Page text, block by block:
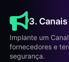
3.
Implante um
fornecedores e
segurança.